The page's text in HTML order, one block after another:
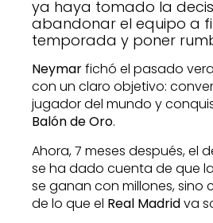
ya haya tomado la
abandonar el equipo a
temporada y poner
Neymarfichó el pasado
con un claro objetivo:
jugador del mundo y
Balón de Oro.
Ahora, 7 meses después, el
se ha dado cuenta de que
se ganan con millones, sino
de lo que el Real Madridva